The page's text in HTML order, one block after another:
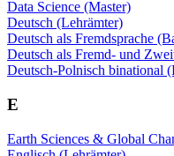
Data Science (Master)
Deutsch (Lehrämter)
Deutsch als Fremdsprache
Deutsch als Fremd- und
Deutsch-Polnisch binational
E
Earth Sciences & Global